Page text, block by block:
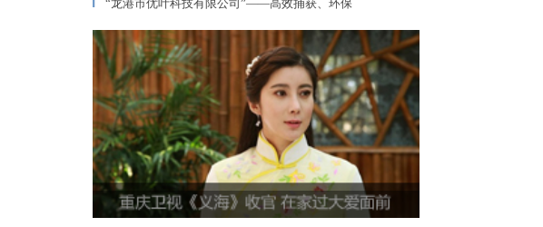
▎ “龙港市优叶科技有限公司”——高效捕获、环保